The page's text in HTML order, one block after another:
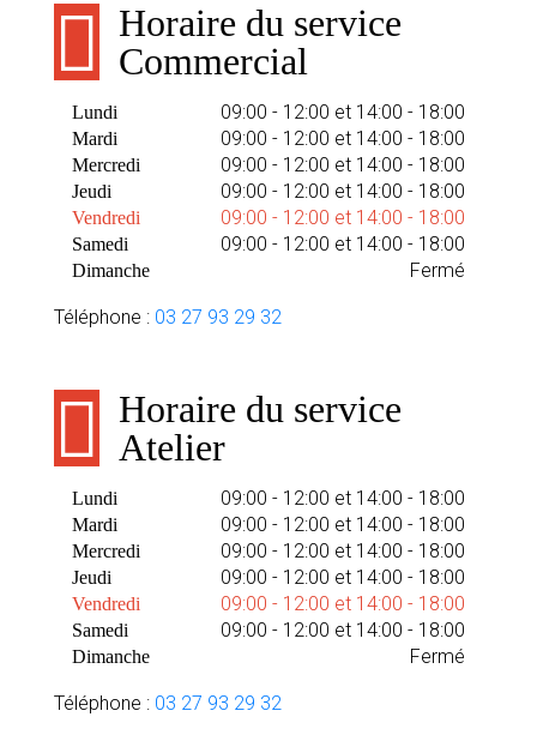
Horaire du service
Commercial
Lundi 09:00 - 12:00 et 14:00 - 18:00
Mardi 09:00 - 12:00 et 14:00 - 18:00
Mercredi 09:00 - 12:00 et 14:00 - 18:00
Jeudi 09:00 - 12:00 et 14:00 - 18:00
Vendredi 09:00 - 12:00 et 14:00 - 18:00
Samedi 09:00 - 12:00 et 14:00 - 18:00
Dimanche Fermé
Téléphone : 03 27 93 29 32
Horaire du service
Atelier
Lundi 09:00 - 12:00 et 14:00 - 18:00
Mardi 09:00 - 12:00 et 14:00 - 18:00
Mercredi 09:00 - 12:00 et 14:00 - 18:00
Jeudi 09:00 - 12:00 et 14:00 - 18:00
Vendredi 09:00 - 12:00 et 14:00 - 18:00
Samedi 09:00 - 12:00 et 14:00 - 18:00
Dimanche Fermé
Téléphone : 03 27 93 29 32